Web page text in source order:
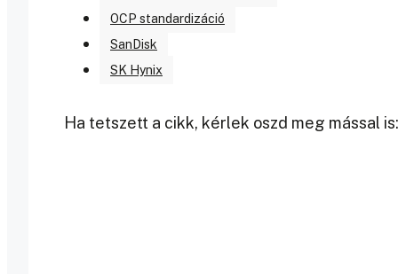
OCP standardizáció
SanDisk
SK Hynix
Ha tetszett a cikk, kérlek oszd meg mással is: